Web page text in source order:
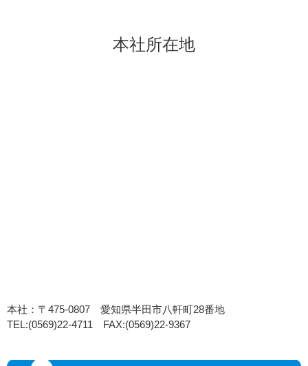
本社所在地
本社：〒475-0807 愛知県半田市八軒町28番地
TEL:(0569)22-4711 FAX:(0569)22-9367